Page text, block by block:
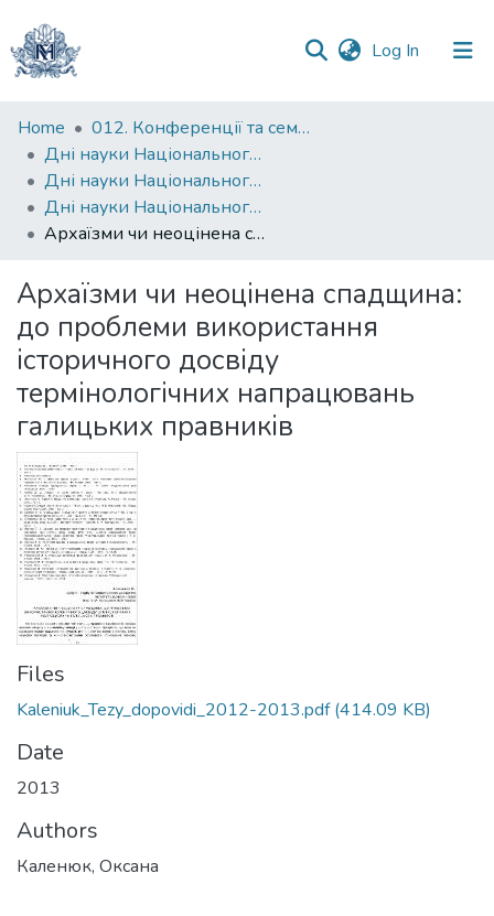
Log In (current)
Communities
&
Collections
All of DSpace
Statistics
Home
012. Конференції та семінари НаУКМА
Дні науки Національного університету "Києво-Могилянська академія"
Дні науки Національного університету "Києво-Могилянська академія" на факультеті правничих наук
Дні науки Національного університету "Києво-Могилянська академія" на факультеті правничих наук. 2012-2013
Архаїзми чи неоцінена спадщина: до проблеми використання історичного досвіду термінологічних напрацювань галицьких правників
Архаїзми чи неоцінена спадщина:
до проблеми використання
історичного досвіду
термінологічних напрацювань
галицьких правників
Files
Kaleniuk_Tezy_dopovidi_2012-2013.pdf(414.09 KB)
Date
2013
Authors
Каленюк, Оксана